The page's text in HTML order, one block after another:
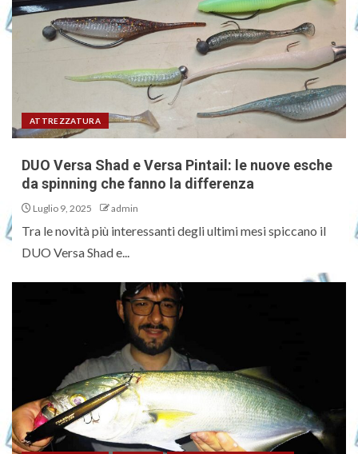
ATTREZZATURA
DUO Versa Shad e Versa Pintail: le nuove esche
da spinning che fanno la differenza
Luglio 9, 2025 admin
Tra le novità più interessanti degli ultimi mesi spiccano il
DUO Versa Shad e...